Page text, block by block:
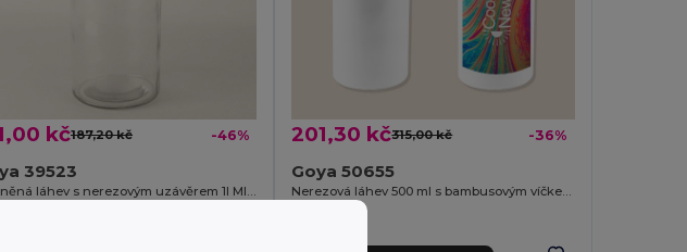
kč187,20 kč -46%
39523
Skleněná láhev s nerezovým uzávěrem 1l MINERAL
201,30 kč315,00 kč -36%
Goya 50655
Nerezová láhev 500 ml s bambusovým víčkem MILKY